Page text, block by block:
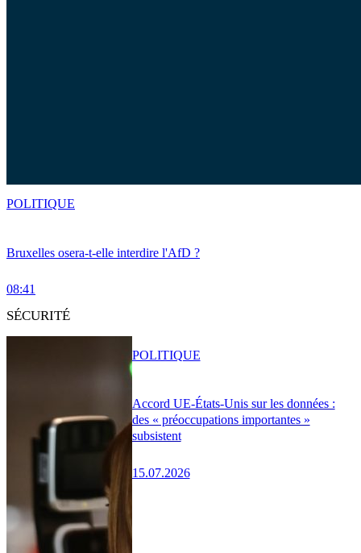
Bruxelles osera-t-elle interdire l'AfD ?
08:41
POLITIQUE
SÉCURITÉ
Accord UE-États-Unis sur les données :
des « préoccupations importantes »
subsistent
15.07.2026
POLITIQUE